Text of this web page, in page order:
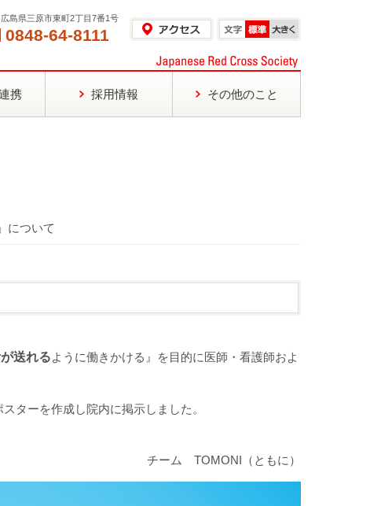
島県三原市東町2丁目7番1号
0848-64-8111
携 採用情報 その他のこと
について
送れるように働きかける』を目的に医師・看護師およ
スターを作成し院内に掲示しました。
チーム TOMONI（ともに）